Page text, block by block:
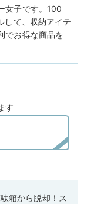
女子です。100
して、収納アイテ
でお得な商品を
す
箱から脱却！ス